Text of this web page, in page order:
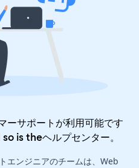
サポートが利用可能です
is theヘルプセンター。
エンジニアのチームは、Web